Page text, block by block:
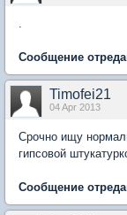
Сообщение
Timofei21
04 Apr 2013
Срочно ищу
гипсовой
Сообщение